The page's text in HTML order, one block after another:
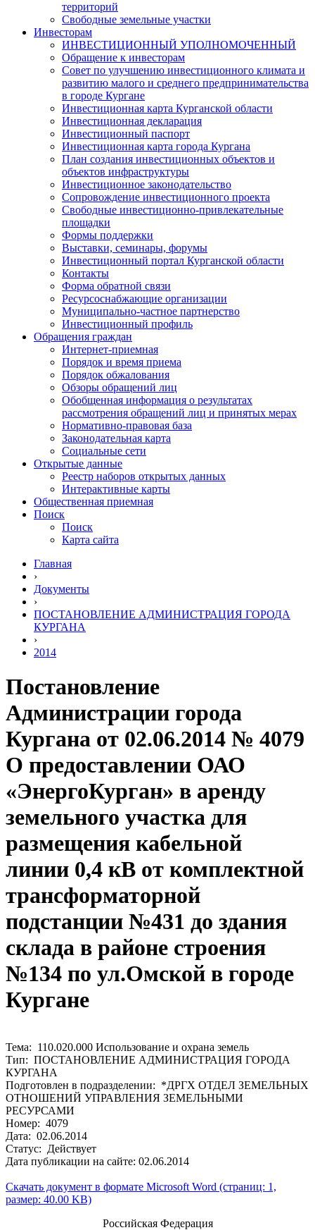
территорий
Свободные земельные участки
Инвесторам
ИНВЕСТИЦИОННЫЙ УПОЛНОМОЧЕННЫЙ
Обращение к инвесторам
Совет по улучшению инвестиционного климата и
развитию малого и среднего предпринимательства
в городе Кургане
Инвестиционная карта Курганской области
Инвестиционная декларация
Инвестиционный паспорт
Инвестиционная карта города Кургана
План создания инвестиционных объектов и
объектов инфраструктуры
Инвестиционное законодательство
Сопровождение инвестиционного проекта
Свободные инвестиционно-привлекательные
площадки
Формы поддержки
Выставки, семинары, форумы
Инвестиционный портал Курганской области
Контакты
Форма обратной связи
Ресурсоснабжающие организации
Муниципально-частное партнерство
Инвестиционный профиль
Обращения граждан
Интернет-приемная
Порядок и время приема
Порядок обжалования
Обзоры обращений лиц
Обобщенная информация о результатах
рассмотрения обращений лиц и принятых мерах
Нормативно-правовая база
Законодательная карта
Социальные сети
Открытые данные
Реестр наборов открытых данных
Интерактивные карты
Общественная приемная
Поиск
Поиск
Карта сайта
Главная
›
Документы
›
ПОСТАНОВЛЕНИЕ АДМИНИСТРАЦИЯ ГОРОДА
КУРГАНА
›
2014
Постановление
Администрации города
Кургана от 02.06.2014 № 4079
О предоставлении ОАО
«ЭнергоКурган» в аренду
земельного участка для
размещения кабельной
линии 0,4 кВ от комплектной
трансформаторной
подстанции №431 до здания
склада в районе строения
№134 по ул.Омской в городе
Кургане
Тема: 110.020.000 Использование и охрана земель
Тип: ПОСТАНОВЛЕНИЕ АДМИНИСТРАЦИЯ ГОРОДА
КУРГАНА
Подготовлен в подразделении: *ДРГХ ОТДЕЛ ЗЕМЕЛЬНЫХ
ОТНОШЕНИЙ УПРАВЛЕНИЯ ЗЕМЕЛЬНЫМИ
РЕСУРСАМИ
Номер: 4079
Дата: 02.06.2014
Статус: Действует
Дата публикации на сайте: 02.06.2014
Скачать документ в формате Microsoft Word (страниц: 1,
размер: 40.00 KB)
Российская Федерация